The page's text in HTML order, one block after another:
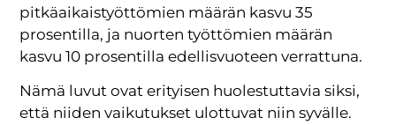
pitkäaikaistyöttömien määrän kasvu 35
prosentilla, ja nuorten työttömien määrän
kasvu 10 prosentilla edellisvuoteen verrattuna.
Nämä luvut ovat erityisen huolestuttavia siksi,
että niiden vaikutukset ulottuvat niin syvälle.